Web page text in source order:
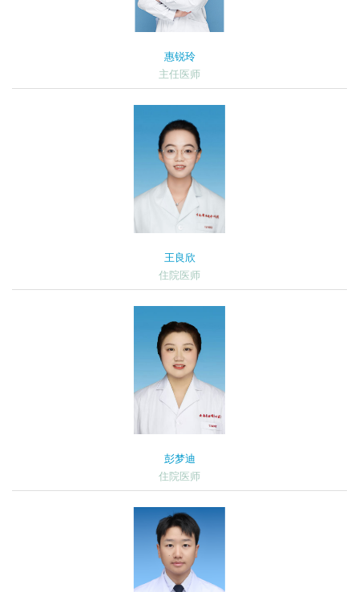
惠锐玲
主任医师
王良欣
住院医师
彭梦迪
住院医师